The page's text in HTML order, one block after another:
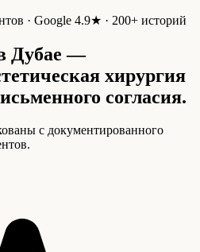
· Google 4.9★ · 200+ историй
Дубае —
хирургия
согласия.
с документированного